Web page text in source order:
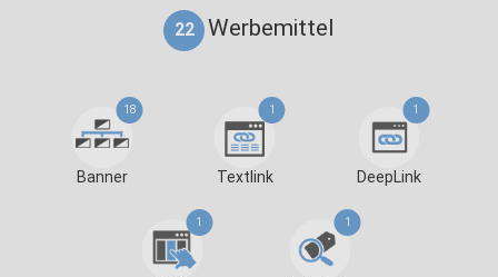
22 Werbemittel
18
Banner
1
Textlink
1
DeepLink
1 1